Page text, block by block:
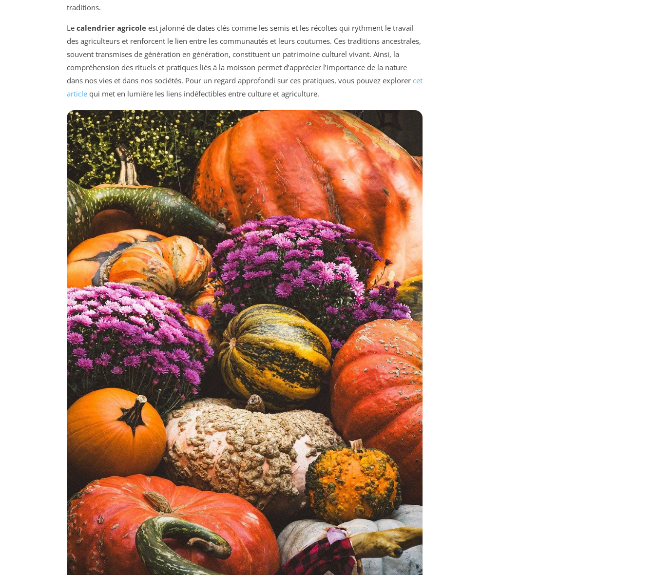
traditions.
Le calendrier agricole est jalonné de dates clés comme les semis et les récoltes qui rythment le travail
des agriculteurs et renforcent le lien entre les communautés et leurs coutumes. Ces traditions ancestrales,
souvent transmises de génération en génération, constituent un patrimoine culturel vivant. Ainsi, la
compréhension des rituels et pratiques liés à la moisson permet d’apprécier l’importance de la nature
dans nos vies et dans nos sociétés. Pour un regard approfondi sur ces pratiques, vous pouvez explorer cet
article qui met en lumière les liens indéfectibles entre culture et agriculture.